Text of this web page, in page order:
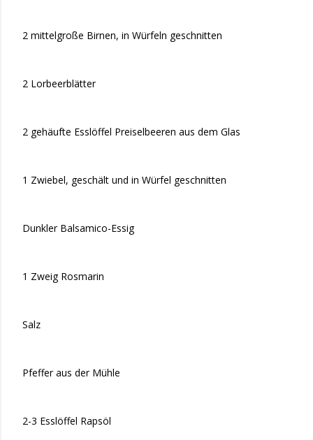
2 mittelgroße Birnen, in Würfeln geschnitten
2 Lorbeerblätter
2 gehäufte Esslöffel Preiselbeeren aus dem Glas
1 Zwiebel, geschält und in Würfel geschnitten
Dunkler Balsamico-Essig
1 Zweig Rosmarin
Salz
Pfeffer aus der Mühle
2-3 Esslöffel Rapsöl